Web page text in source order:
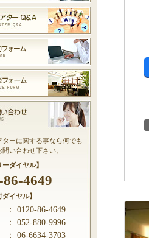
ターに関する事なら何でも
い合わせ下さい。
ーダイヤル】
4649
ダイヤル】
： 0120-86-4649
： 052-880-9996
： 06-6634-3703